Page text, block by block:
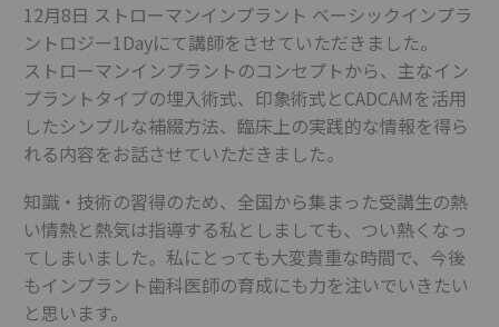
12月8日 ストローマンインプラント ベーシックインプラ
ントロジー1Dayにて講師をさせていただきました。
ストローマンインプラントのコンセプトから、主なイン
プラントタイプの埋入術式、印象術式とCADCAMを活用
したシンプルな補綴方法、臨床上の実践的な情報を得ら
れる内容をお話させていただきました。
知識・技術の習得のため、全国から集まった受講生の熱
い情熱と熱気は指導する私としましても、つい熱くなっ
てしまいました。私にとっても大変貴重な時間で、今後
もインプラント歯科医師の育成にも力を注いでいきたい
と思います。